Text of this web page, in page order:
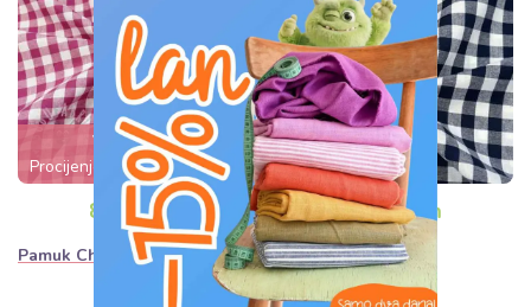
Vrlo traženo
Procijenjeno rasprodano za 3
dana
8,90€ / m
Pamuk Check fuchsia
8,90€ / m
Pamuk Check navy